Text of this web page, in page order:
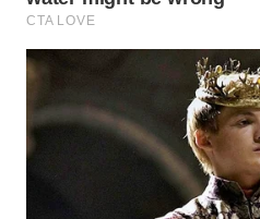
PADANG
SUMEDANG